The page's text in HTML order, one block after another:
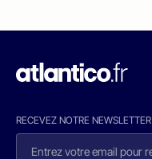
RECEVEZ NOTRE NEWSLETTER